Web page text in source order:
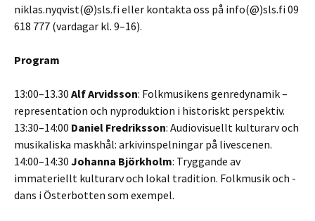
niklas.nyqvist(@)sls.fi eller kontakta oss på info(@)sls.fi 09
618 777 (vardagar kl. 9–16).
Program
13:00–13.30 Alf Arvidsson: Folkmusikens genredynamik –
representation och nyproduktion i historiskt perspektiv.
13:30–14:00 Daniel Fredriksson: Audiovisuellt kulturarv och
musikaliska maskhål: arkivinspelningar på livescenen.
14:00–14:30 Johanna Björkholm: Tryggande av
immateriellt kulturarv och lokal tradition. Folkmusik och -
dans i Österbotten som exempel.